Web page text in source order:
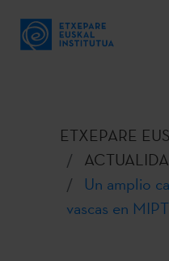
ETXEPARE
Un amplio
vascas en